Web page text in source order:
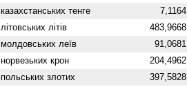
казахстанських тенге 7,1164
літовських літів 483,9668
молдовських леїв 91,0681
норвезьких крон 204,4962
польських злотих 397,5828